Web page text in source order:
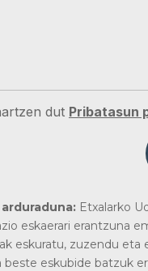
dut Pribatasun
Etxalarko
eskaerari erantzuna
eskuratu, zuzendu eta
beste eskubide batzuk